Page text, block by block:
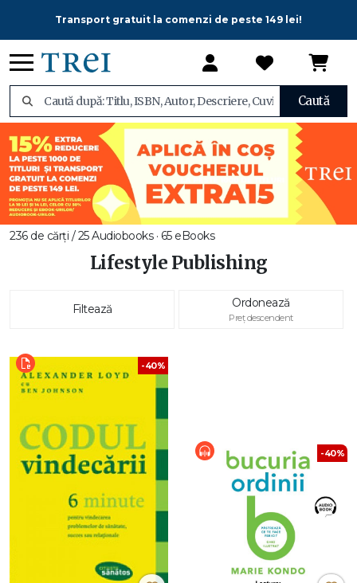
Transport gratuit la comenzi de peste 149 lei!
Caută
236 de cărți / 25 Audiobooks · 65 eBooks
Lifestyle Publishing
Filtează Ordonează
Preț descendent
-40%
-40%